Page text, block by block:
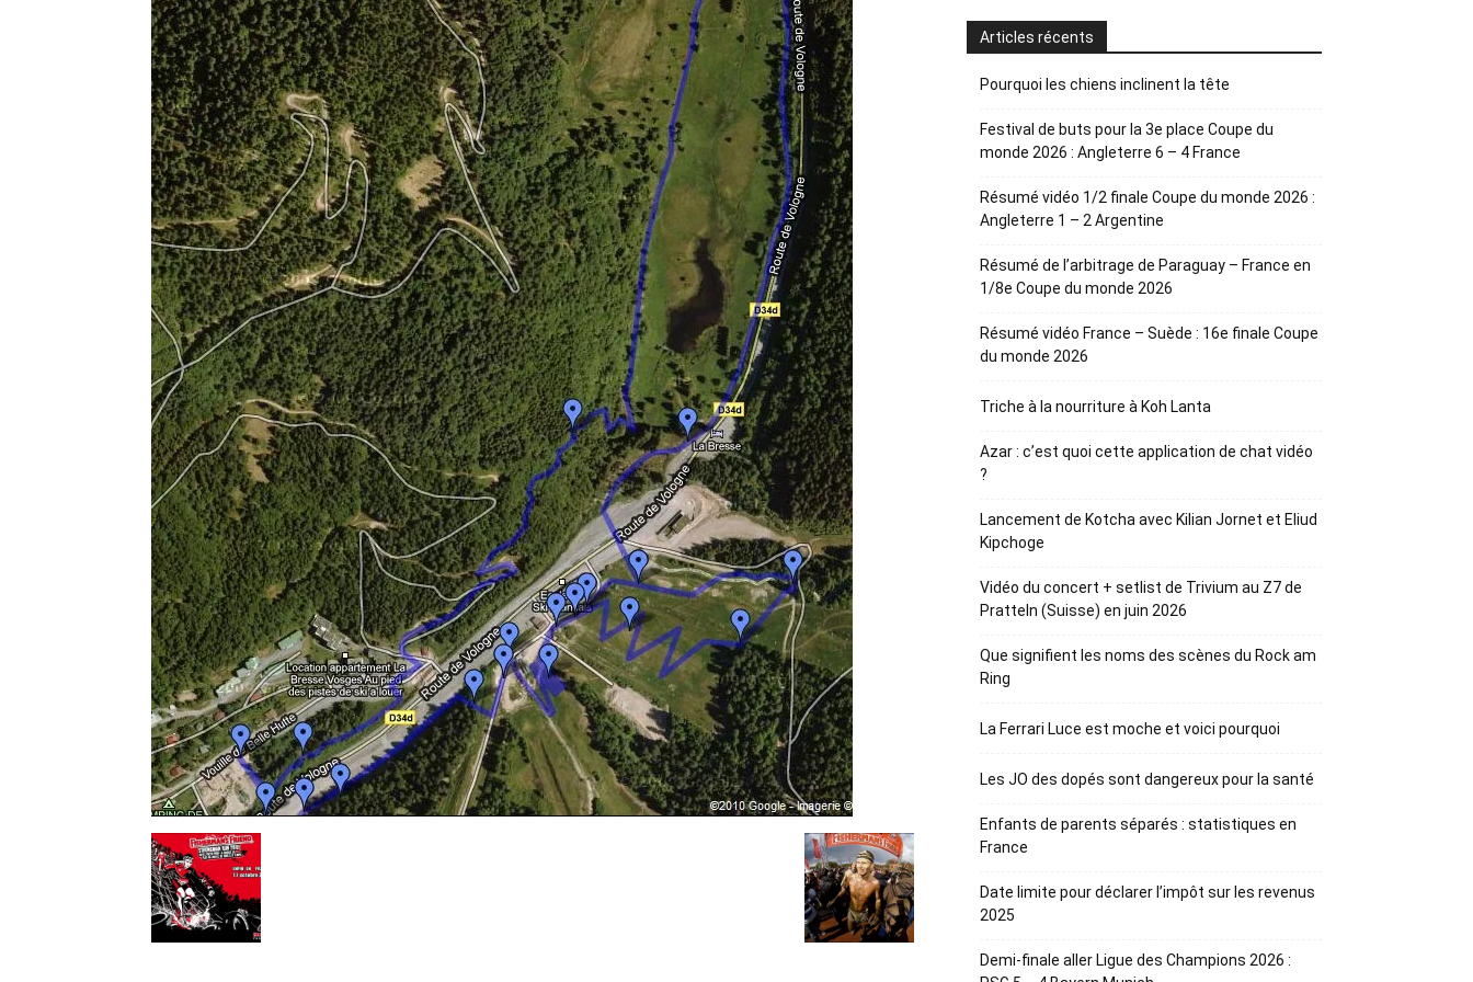
Articles récents
Pourquoi les chiens inclinent la tête
Festival de buts pour la 3e place Coupe du
monde 2026 : Angleterre 6 – 4 France
Résumé vidéo 1/2 finale Coupe du monde 2026 :
Angleterre 1 – 2 Argentine
Résumé de l’arbitrage de Paraguay – France en
1/8e Coupe du monde 2026
Résumé vidéo France – Suède : 16e finale Coupe
du monde 2026
Triche à la nourriture à Koh Lanta
Azar : c’est quoi cette application de chat vidéo
?
Lancement de Kotcha avec Kilian Jornet et Eliud
Kipchoge
Vidéo du concert + setlist de Trivium au Z7 de
Pratteln (Suisse) en juin 2026
Que signifient les noms des scènes du Rock am
Ring
La Ferrari Luce est moche et voici pourquoi
Les JO des dopés sont dangereux pour la santé
Enfants de parents séparés : statistiques en
France
Date limite pour déclarer l’impôt sur les revenus
2025
Demi-finale aller Ligue des Champions 2026 :